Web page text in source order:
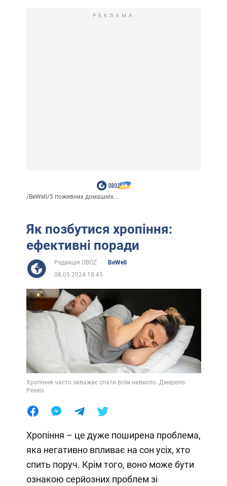
РЕКЛАМА
/BeWell /5 поживних домашніх...
Як позбутися хропіння:
ефективні поради
Редакція OBOZ
BeWell
08.05.2024 18:45
Хропіння часто заважає спати всім навколо. Джерело:
Pexels
Хропіння – це дуже поширена проблема,
яка негативно впливає на сон усіх, хто
спить поруч. Крім того, воно може бути
ознакою серйозних проблем зі